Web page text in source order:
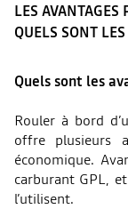
LES AVANTAGES
QUELS SONT
Quels sont les
Rouler à bord
offre plusieurs
économique.
carburant GPL,
l’utilisent.